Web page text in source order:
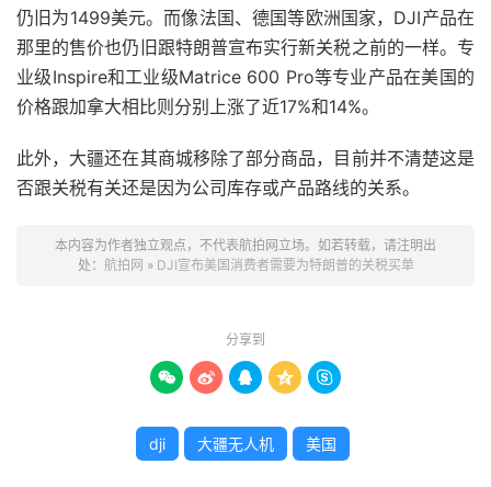
仍旧为1499美元。而像法国、德国等欧洲国家，DJI产品在
那里的售价也仍旧跟特朗普宣布实行新关税之前的一样。专
业级Inspire和工业级Matrice 600 Pro等专业产品在美国的
价格跟加拿大相比则分别上涨了近17%和14%。
此外，大疆还在其商城移除了部分商品，目前并不清楚这是
否跟关税有关还是因为公司库存或产品路线的关系。
本内容为作者独立观点，不代表航拍网立场。如若转载，请注明出
处： 航拍网 » DJI宣布美国消费者需要为特朗普的关税买单
分享到
    
dji 大疆无人机 美国